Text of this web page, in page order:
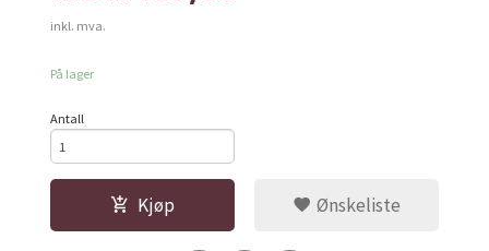
inkl. mva.
På lager
Antall
Kjøp Ønskeliste